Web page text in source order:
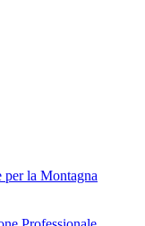
per la Montagna